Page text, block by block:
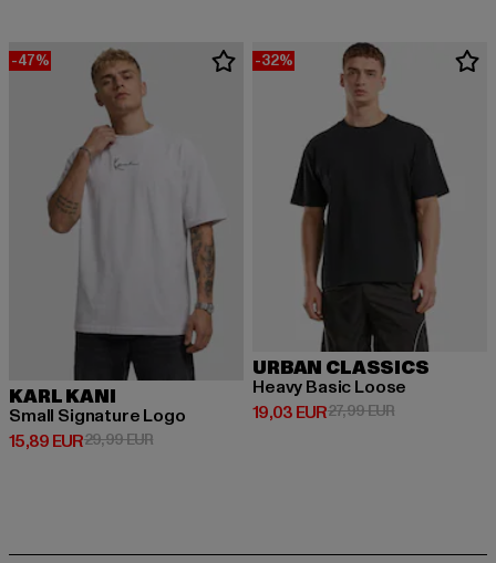
-47%
KARL KANI
Small Signature Logo
15,89 EUR
Derzeitiger Preis: 15,89 EUR
29,99 EURAktionspreis: 29,99 EUR
-32%
URBAN CLASSICS
Heavy Basic Loose
19,03 EUR
Derzeitiger Preis: 19,03 EUR
27,99 EURAktionspreis: